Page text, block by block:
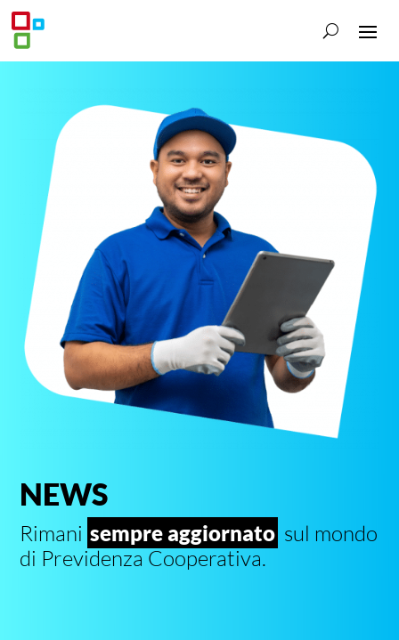
NEWS
Rimani sempre aggiornato sul mondo
di Previdenza Cooperativa.